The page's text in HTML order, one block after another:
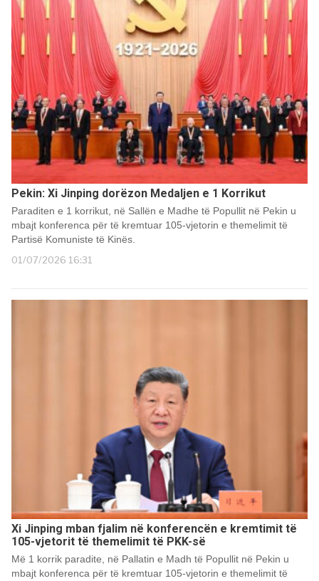
Pekin: Xi Jinping dorëzon Medaljen e 1 Korrikut
Paraditen e 1 korrikut, në Sallën e Madhe të Popullit në Pekin u
mbajt konferenca për të kremtuar 105-vjetorin e themelimit të
Partisë Komuniste të Kinës.
01/07/2026 16:31
Xi Jinping mban fjalim në konferencën e kremtimit të
105-vjetorit të themelimit të PKK-së
Më 1 korrik paradite, në Pallatin e Madh të Popullit në Pekin u
mbajt konferenca për të kremtuar 105-vjetorin e themelimit të